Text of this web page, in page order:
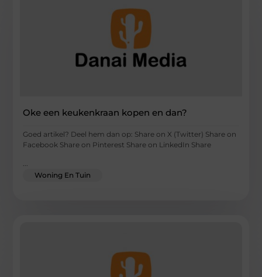
Oke een keukenkraan kopen en dan?
Goed artikel? Deel hem dan op: Share on X (Twitter) Share on
Facebook Share on Pinterest Share on LinkedIn Share
...
Woning En Tuin